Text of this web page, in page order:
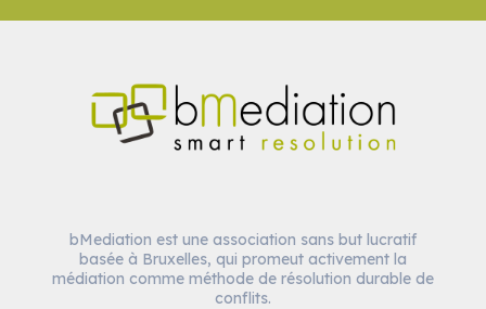
bMediation est une association sans but lucratif
basée à Bruxelles, qui promeut activement la
médiation comme méthode de résolution durable de
conflits.